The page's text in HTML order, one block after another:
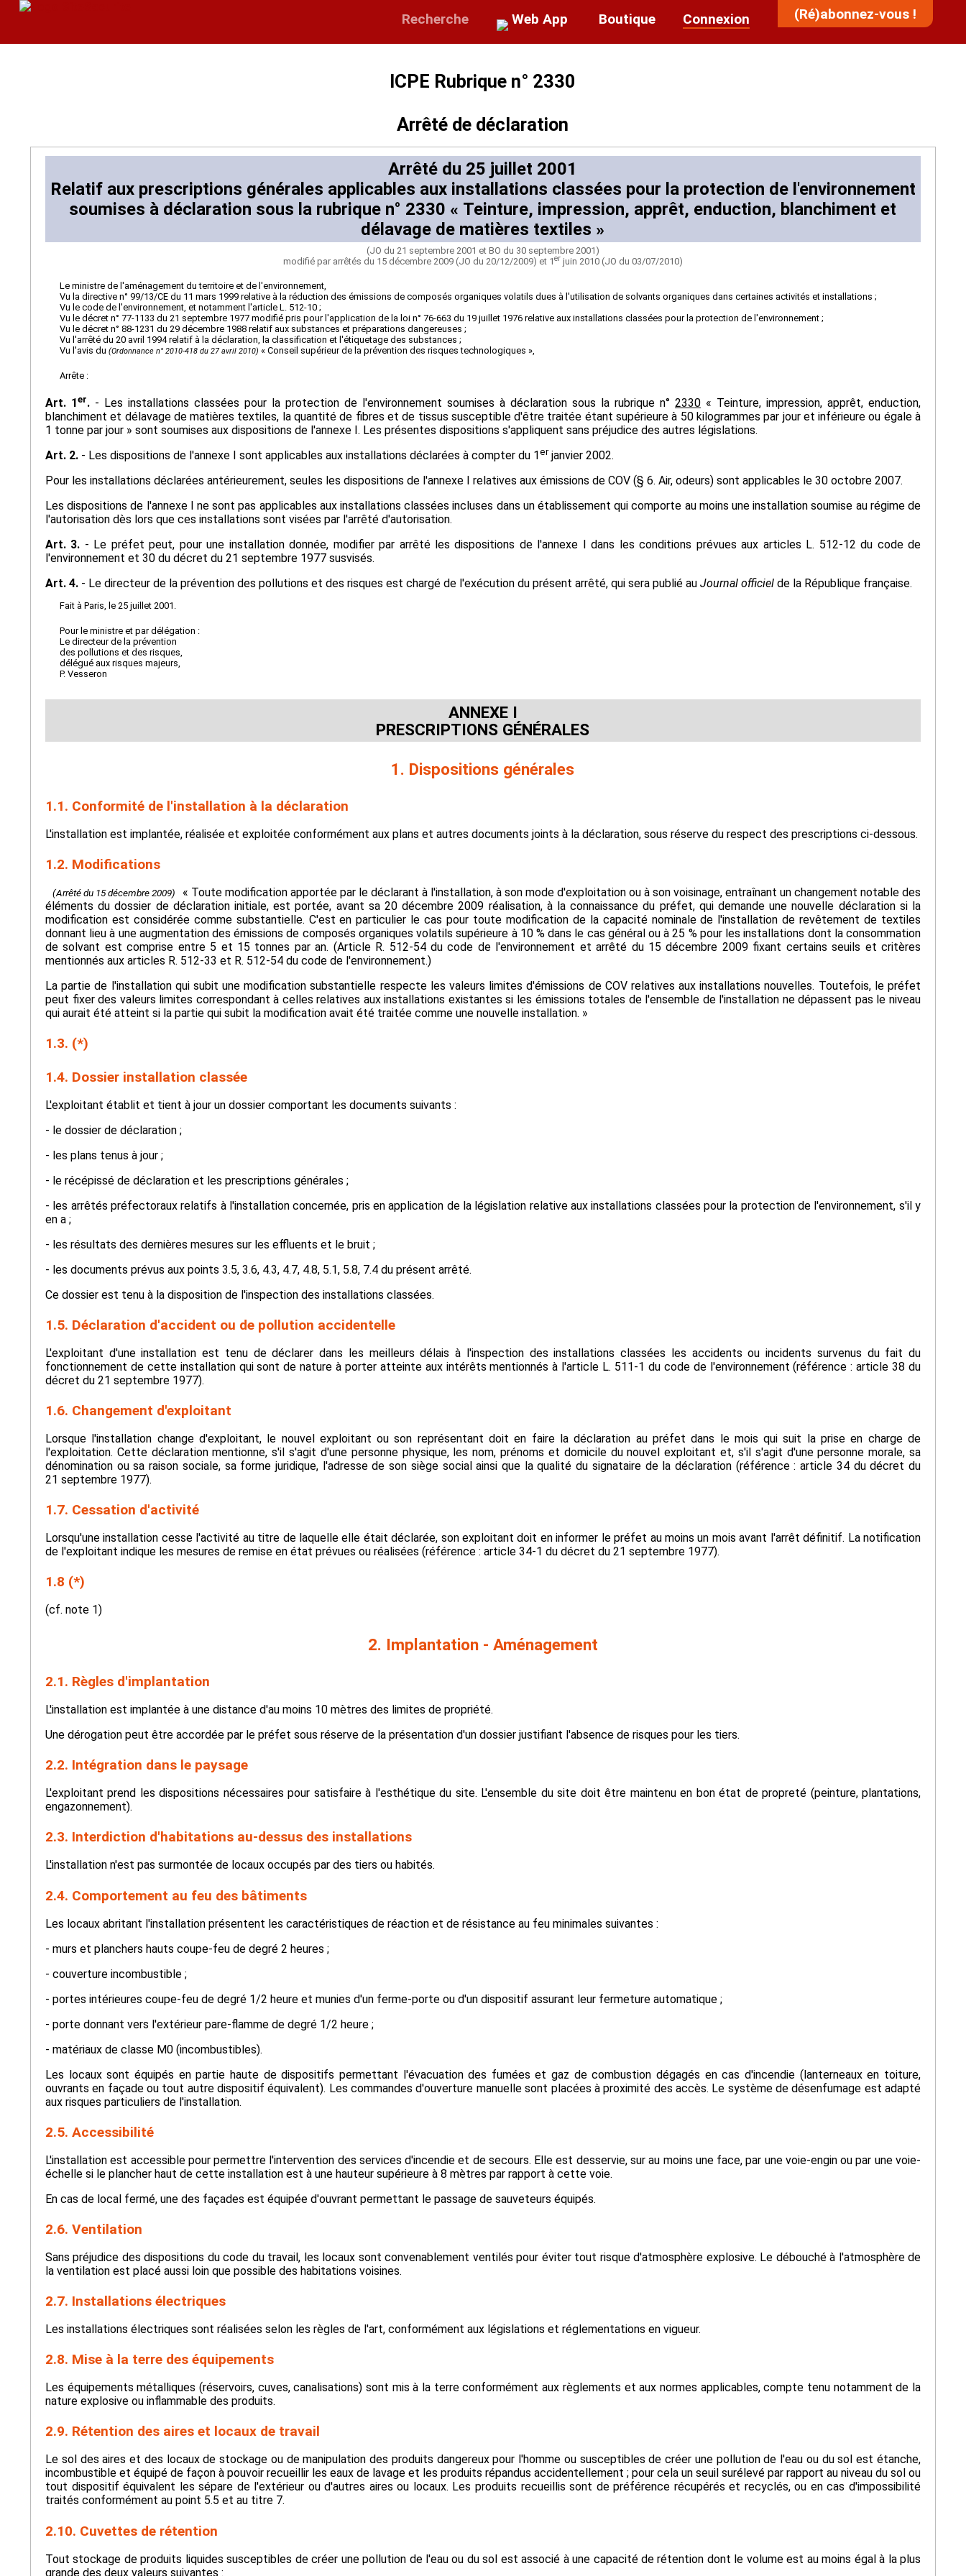
Recherche Web App Boutique Connexion (Ré)abonnez-vous !
ICPE Rubrique n° 2330
Arrêté de déclaration
Arrêté du 25 juillet 2001
Relatif aux prescriptions générales applicables aux installations classées pour la protection de l'environnement
soumises à déclaration sous la rubrique n° 2330 « Teinture, impression, apprêt, enduction, blanchiment et
délavage de matières textiles »
(JO du 21 septembre 2001 et BO du 30 septembre 2001)
modifié par arrêtés du 15 décembre 2009 (JO du 20/12/2009) et 1er juin 2010 (JO du 03/07/2010)
Le ministre de l'aménagement du territoire et de l'environnement,
Vu la directive n° 99/13/CE du 11 mars 1999 relative à la réduction des émissions de composés organiques volatils dues à l'utilisation de solvants organiques dans certaines activités et installations ;
Vu le code de l'environnement, et notamment l'article L. 512-10 ;
Vu le décret n° 77-1133 du 21 septembre 1977 modifié pris pour l'application de la loi n° 76-663 du 19 juillet 1976 relative aux installations classées pour la protection de l'environnement ;
Vu le décret n° 88-1231 du 29 décembre 1988 relatif aux substances et préparations dangereuses ;
Vu l'arrêté du 20 avril 1994 relatif à la déclaration, la classification et l'étiquetage des substances ;
Vu l'avis du (Ordonnance n° 2010-418 du 27 avril 2010) « Conseil supérieur de la prévention des risques technologiques »,
Arrête :
Art. 1er.- Les installations classées pour la protection de l'environnement soumises à déclaration sous la rubrique n° 2330« Teinture, impression, apprêt, enduction,
blanchiment et délavage de matières textiles, la quantité de fibres et de tissus susceptible d'être traitée étant supérieure à 50 kilogrammes par jour et inférieure ou égale à
1 tonne par jour » sont soumises aux dispositions de l'annexe I. Les présentes dispositions s'appliquent sans préjudice des autres législations.
Art. 2.- Les dispositions de l'annexe I sont applicables aux installations déclarées à compter du 1erjanvier 2002.
Pour les installations déclarées antérieurement, seules les dispositions de l'annexe I relatives aux émissions de COV (§ 6. Air, odeurs) sont applicables le 30 octobre 2007.
Les dispositions de l'annexe I ne sont pas applicables aux installations classées incluses dans un établissement qui comporte au moins une installation soumise au régime de
l'autorisation dès lors que ces installations sont visées par l'arrêté d'autorisation.
Art. 3. - Le préfet peut, pour une installation donnée, modifier par arrêté les dispositions de l'annexe I dans les conditions prévues aux articles L. 512-12 du code de
l'environnement et 30 du décret du 21 septembre 1977 susvisés.
Art. 4.- Le directeur de la prévention des pollutions et des risques est chargé de l'exécution du présent arrêté, qui sera publié au Journal officielde la République française.
Fait à Paris, le 25 juillet 2001.
Pour le ministre et par délégation :
Le directeur de la prévention
des pollutions et des risques,
délégué aux risques majeurs,
P. Vesseron
ANNEXE I
PRESCRIPTIONS GÉNÉRALES
1. Dispositions générales
1.1. Conformité de l'installation à la déclaration
L'installation est implantée, réalisée et exploitée conformément aux plans et autres documents joints à la déclaration, sous réserve du respect des prescriptions ci-dessous.
1.2. Modifications
(Arrêté du 15 décembre 2009)
« Toute modification apportée par le déclarant à l'installation, à son mode d'exploitation ou à son voisinage, entraînant un changement notable des
éléments du dossier de déclaration initiale, est portée, avant sa 20 décembre 2009 réalisation, à la connaissance du préfet, qui demande une nouvelle déclaration si la
modification est considérée comme substantielle. C'est en particulier le cas pour toute modification de la capacité nominale de l'installation de revêtement de textiles
donnant lieu à une augmentation des émissions de composés organiques volatils supérieure à 10 % dans le cas général ou à 25 % pour les installations dont la consommation
de solvant est comprise entre 5 et 15 tonnes par an. (Article R. 512-54 du code de l'environnement et arrêté du 15 décembre 2009 fixant certains seuils et critères
mentionnés aux articles R. 512-33 et R. 512-54 du code de l'environnement.)
La partie de l'installation qui subit une modification substantielle respecte les valeurs limites d'émissions de COV relatives aux installations nouvelles. Toutefois, le préfet
peut fixer des valeurs limites correspondant à celles relatives aux installations existantes si les émissions totales de l'ensemble de l'installation ne dépassent pas le niveau
qui aurait été atteint si la partie qui subit la modification avait été traitée comme une nouvelle installation. »
1.3. (*)
1.4. Dossier installation classée
L'exploitant établit et tient à jour un dossier comportant les documents suivants :
- le dossier de déclaration ;
- les plans tenus à jour ;
- le récépissé de déclaration et les prescriptions générales ;
- les arrêtés préfectoraux relatifs à l'installation concernée, pris en application de la législation relative aux installations classées pour la protection de l'environnement, s'il y
en a ;
- les résultats des dernières mesures sur les effluents et le bruit ;
- les documents prévus aux points 3.5, 3.6, 4.3, 4.7, 4.8, 5.1, 5.8, 7.4 du présent arrêté.
Ce dossier est tenu à la disposition de l'inspection des installations classées.
1.5. Déclaration d'accident ou de pollution accidentelle
L'exploitant d'une installation est tenu de déclarer dans les meilleurs délais à l'inspection des installations classées les accidents ou incidents survenus du fait du
fonctionnement de cette installation qui sont de nature à porter atteinte aux intérêts mentionnés à l'article L. 511-1 du code de l'environnement (référence : article 38 du
décret du 21 septembre 1977).
1.6. Changement d'exploitant
Lorsque l'installation change d'exploitant, le nouvel exploitant ou son représentant doit en faire la déclaration au préfet dans le mois qui suit la prise en charge de
l'exploitation. Cette déclaration mentionne, s'il s'agit d'une personne physique, les nom, prénoms et domicile du nouvel exploitant et, s'il s'agit d'une personne morale, sa
dénomination ou sa raison sociale, sa forme juridique, l'adresse de son siège social ainsi que la qualité du signataire de la déclaration (référence : article 34 du décret du
21 septembre 1977).
1.7. Cessation d'activité
Lorsqu'une installation cesse l'activité au titre de laquelle elle était déclarée, son exploitant doit en informer le préfet au moins un mois avant l'arrêt définitif. La notification
de l'exploitant indique les mesures de remise en état prévues ou réalisées (référence : article 34-1 du décret du 21 septembre 1977).
1.8 (*)
(cf. note 1)
2. Implantation - Aménagement
2.1. Règles d'implantation
L'installation est implantée à une distance d'au moins 10 mètres des limites de propriété.
Une dérogation peut être accordée par le préfet sous réserve de la présentation d'un dossier justifiant l'absence de risques pour les tiers.
2.2. Intégration dans le paysage
L'exploitant prend les dispositions nécessaires pour satisfaire à l'esthétique du site. L'ensemble du site doit être maintenu en bon état de propreté (peinture, plantations,
engazonnement).
2.3. Interdiction d'habitations au-dessus des installations
L'installation n'est pas surmontée de locaux occupés par des tiers ou habités.
2.4. Comportement au feu des bâtiments
Les locaux abritant l'installation présentent les caractéristiques de réaction et de résistance au feu minimales suivantes :
- murs et planchers hauts coupe-feu de degré 2 heures ;
- couverture incombustible ;
- portes intérieures coupe-feu de degré 1/2 heure et munies d'un ferme-porte ou d'un dispositif assurant leur fermeture automatique ;
- porte donnant vers l'extérieur pare-flamme de degré 1/2 heure ;
- matériaux de classe M0 (incombustibles).
Les locaux sont équipés en partie haute de dispositifs permettant l'évacuation des fumées et gaz de combustion dégagés en cas d'incendie (lanterneaux en toiture,
ouvrants en façade ou tout autre dispositif équivalent). Les commandes d'ouverture manuelle sont placées à proximité des accès. Le système de désenfumage est adapté
aux risques particuliers de l'installation.
2.5. Accessibilité
L'installation est accessible pour permettre l'intervention des services d'incendie et de secours. Elle est desservie, sur au moins une face, par une voie-engin ou par une voie-
échelle si le plancher haut de cette installation est à une hauteur supérieure à 8 mètres par rapport à cette voie.
En cas de local fermé, une des façades est équipée d'ouvrant permettant le passage de sauveteurs équipés.
2.6. Ventilation
Sans préjudice des dispositions du code du travail, les locaux sont convenablement ventilés pour éviter tout risque d'atmosphère explosive. Le débouché à l'atmosphère de
la ventilation est placé aussi loin que possible des habitations voisines.
2.7. Installations électriques
Les installations électriques sont réalisées selon les règles de l'art, conformément aux législations et réglementations en vigueur.
2.8. Mise à la terre des équipements
Les équipements métalliques (réservoirs, cuves, canalisations) sont mis à la terre conformément aux règlements et aux normes applicables, compte tenu notamment de la
nature explosive ou inflammable des produits.
2.9. Rétention des aires et locaux de travail
Le sol des aires et des locaux de stockage ou de manipulation des produits dangereux pour l'homme ou susceptibles de créer une pollution de l'eau ou du sol est étanche,
incombustible et équipé de façon à pouvoir recueillir les eaux de lavage et les produits répandus accidentellement ; pour cela un seuil surélevé par rapport au niveau du sol ou
tout dispositif équivalent les sépare de l'extérieur ou d'autres aires ou locaux. Les produits recueillis sont de préférence récupérés et recyclés, ou en cas d'impossibilité
traités conformément au point 5.5 et au titre 7.
2.10. Cuvettes de rétention
Tout stockage de produits liquides susceptibles de créer une pollution de l'eau ou du sol est associé à une capacité de rétention dont le volume est au moins égal à la plus
grande des deux valeurs suivantes :